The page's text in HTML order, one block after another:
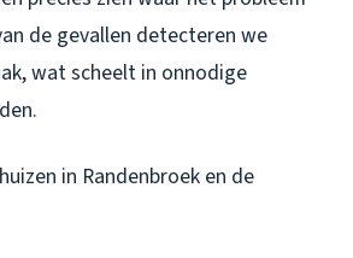
de gevallen detecteren we
wat scheelt in onnodige
in Randenbroek en de